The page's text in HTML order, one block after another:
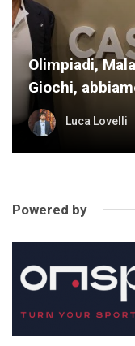
Olimpiadi,
Giochi,
Luca Lovelli
Powered by